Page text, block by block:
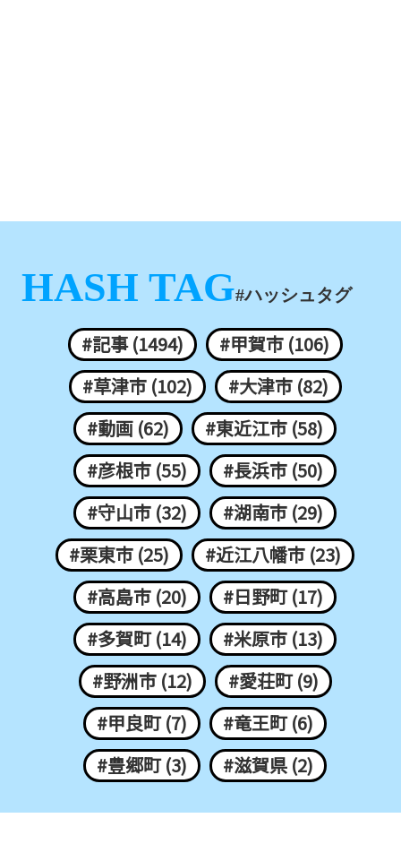
HASH TAG#ハッシュタグ
#記事 (1494)
#甲賀市 (106)
#草津市 (102)
#大津市 (82)
#動画 (62)
#東近江市 (58)
#彦根市 (55)
#長浜市 (50)
#守山市 (32)
#湖南市 (29)
#栗東市 (25)
#近江八幡市 (23)
#高島市 (20)
#日野町 (17)
#多賀町 (14)
#米原市 (13)
#野洲市 (12)
#愛荘町 (9)
#甲良町 (7)
#竜王町 (6)
#豊郷町 (3)
#滋賀県 (2)